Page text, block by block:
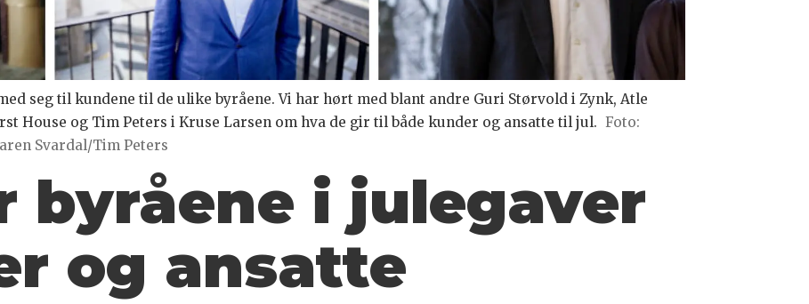
seg til kundene til de ulike byråene. Vi har hørt med blant andre Guri Størvold i Zynk, Atle
House og Tim Peters i Kruse Larsen om hva de gir til både kunder og ansatte til jul. Foto:
Svardal/Tim Peters
byråene i julegaver
og ansatte